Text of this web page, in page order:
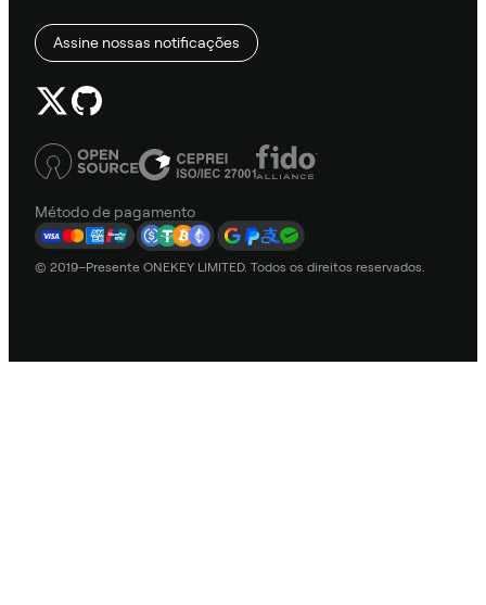
Assine nossas notificações
Método de pagamento
© 2019–Presente ONEKEY LIMITED. Todos os direitos reservados.